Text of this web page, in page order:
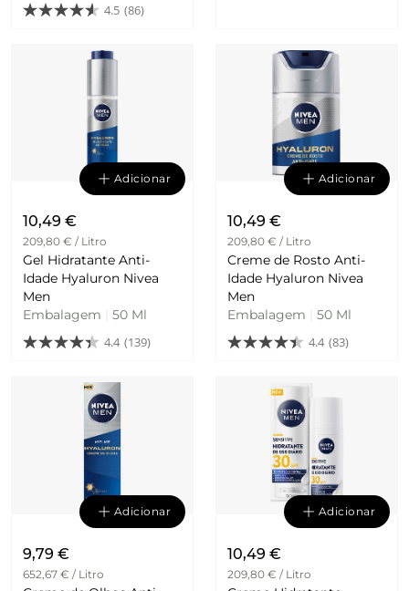
4.5 (86)
Adicionar
10,49 €
209,80 € / Litro
Gel Hidratante Anti-
Idade Hyaluron Nivea
Men
Embalagem
50 Ml
4.4 (139)
Adicionar
10,49 €
209,80 € / Litro
Creme de Rosto Anti-
Idade Hyaluron Nivea
Men
Embalagem
50 Ml
4.4 (83)
Adicionar
9,79 €
652,67 € / Litro
Adicionar
10,49 €
209,80 € / Litro